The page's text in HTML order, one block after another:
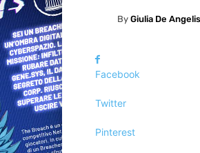
By Giulia De Angelis
Facebook
Twitter
Pinterest